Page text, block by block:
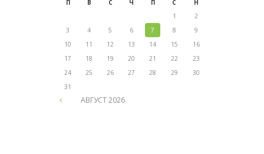
П В С Ч П С Н
АВГУСТ2026
1
2
3
4 5 6 7 8
9
10
11 12 13 14 15
16
17
18 19 20 21 22
23
24
25 26 27 28 29
30
31